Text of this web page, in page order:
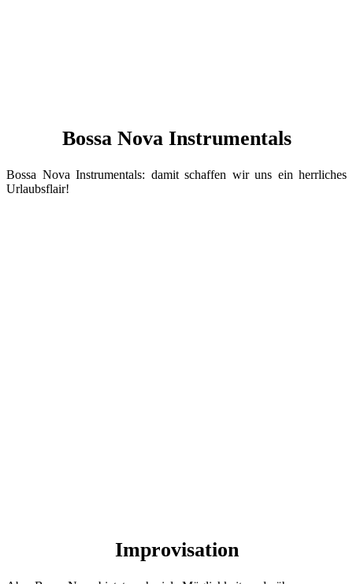
Bossa Nova Instrumentals
Bossa Nova Instrumentals: damit schaffen wir uns ein herrliches
Urlaubsflair!
Improvisation